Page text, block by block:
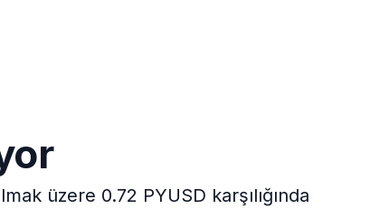
üzere 0.72 PYUSD karşılığında